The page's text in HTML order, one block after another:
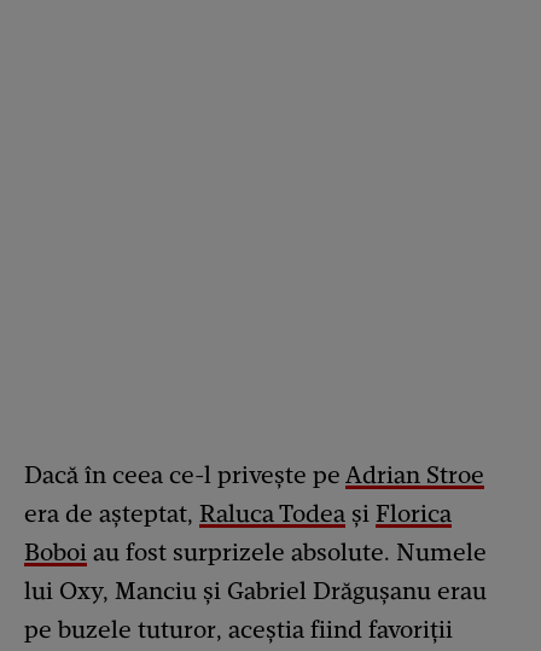
Dacă în ceea ce-l privește pe Adrian Stroe
era de așteptat, Raluca Todea și Florica
Boboi au fost surprizele absolute. Numele
lui Oxy, Manciu și Gabriel Drăgușanu erau
pe buzele tuturor, aceștia fiind favoriții